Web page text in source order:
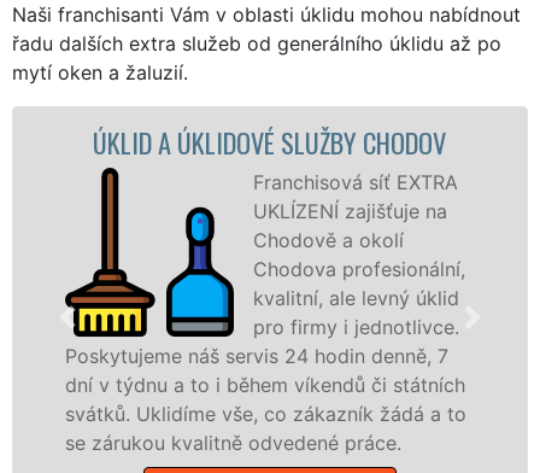
Naši franchisanti Vám v oblasti úklidu mohou nabídnout
řadu dalších extra služeb od generálního úklidu až po
mytí oken a žaluzií.
ÚKLIDOVÉ SLUŽBY CHODOV
Franchisová síť EXTRA
UKLÍZENÍ zajišťuje na
Chodově a okolí
Chodova profesionální,
kvalitní, ale levný úklid
pro firmy i jednotlivce.
náš servis 24 hodin denně, 7
a to i během víkendů či státních
vše, co zákazník žádá a to
kvalitně odvedené práce.
ÚKLIDOVÁ
nabízíme
státní
hlavním